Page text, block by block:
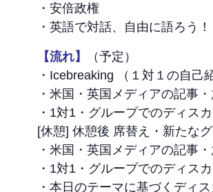
・安倍政権
・英語で対話、自由に語ろう
【流れ】
（予定）
・Icebreaking （１対１の自己
・米国・英国メディアの記事
・1対1・グループでのディス
[休憩] 休憩後 席替え・新たな
・米国・英国メディアの記事
・1対1・グループでのディス
・本日のテーマに基づくディ